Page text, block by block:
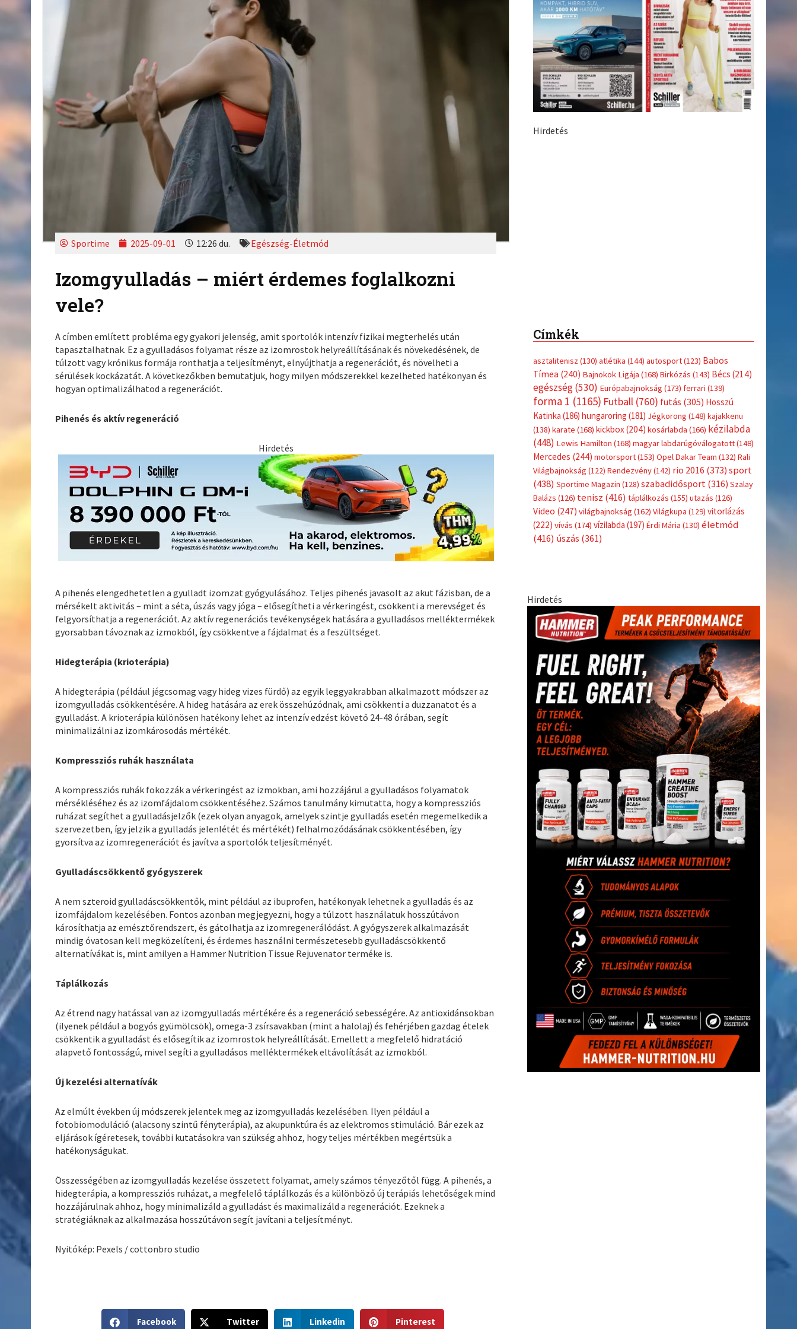
Sportime 2025-09-01 12:26 du. Egészség-Életmód
Izomgyulladás – miért érdemes foglalkozni
vele?
A címben említett probléma egy gyakori jelenség, amit sportolók intenzív fizikai megterhelés után
tapasztalhatnak. Ez a gyulladásos folyamat része az izomrostok helyreállításának és növekedésének, de
túlzott vagy krónikus formája ronthatja a teljesítményt, elnyújthatja a regenerációt, és növelheti a
sérülések kockázatát. A következőkben bemutatjuk, hogy milyen módszerekkel kezelheted hatékonyan és
hogyan optimalizálhatod a regenerációt.
Pihenés és aktív regeneráció
Hirdetés
A pihenés elengedhetetlen a gyulladt izomzat gyógyulásához. Teljes pihenés javasolt az akut fázisban, de a
mérsékelt aktivitás – mint a séta, úszás vagy jóga – elősegítheti a vérkeringést, csökkenti a merevséget és
felgyorsíthatja a regenerációt. Az aktív regenerációs tevékenységek hatására a gyulladásos melléktermékek
gyorsabban távoznak az izmokból, így csökkentve a fájdalmat és a feszültséget.
Hidegterápia (krioterápia)
A hidegterápia (például jégcsomag vagy hideg vizes fürdő) az egyik leggyakrabban alkalmazott módszer az
izomgyulladás csökkentésére. A hideg hatására az erek összehúzódnak, ami csökkenti a duzzanatot és a
gyulladást. A krioterápia különösen hatékony lehet az intenzív edzést követő 24-48 órában, segít
minimalizálni az izomkárosodás mértékét.
Kompressziós ruhák használata
A kompressziós ruhák fokozzák a vérkeringést az izmokban, ami hozzájárul a gyulladásos folyamatok
mérsékléséhez és az izomfájdalom csökkentéséhez. Számos tanulmány kimutatta, hogy a kompressziós
ruházat segíthet a gyulladásjelzők (ezek olyan anyagok, amelyek szintje gyulladás esetén megemelkedik a
szervezetben, így jelzik a gyulladás jelenlétét és mértékét) felhalmozódásának csökkentésében, így
gyorsítva az izomregenerációt és javítva a sportolók teljesítményét.
Gyulladáscsökkentő gyógyszerek
A nem szteroid gyulladáscsökkentők, mint például az ibuprofen, hatékonyak lehetnek a gyulladás és az
izomfájdalom kezelésében. Fontos azonban megjegyezni, hogy a túlzott használatuk hosszútávon
károsíthatja az emésztőrendszert, és gátolhatja az izomregenerálódást. A gyógyszerek alkalmazását
mindig óvatosan kell megközelíteni, és érdemes használni természetesebb gyulladáscsökkentő
alternatívákat is, mint amilyen a Hammer Nutrition Tissue Rejuvenator terméke is.
Táplálkozás
Az étrend nagy hatással van az izomgyulladás mértékére és a regeneráció sebességére. Az antioxidánsokban
(ilyenek például a bogyós gyümölcsök), omega-3 zsírsavakban (mint a halolaj) és fehérjében gazdag ételek
csökkentik a gyulladást és elősegítik az izomrostok helyreállítását. Emellett a megfelelő hidratáció
alapvető fontosságú, mivel segíti a gyulladásos melléktermékek eltávolítását az izmokból.
Új kezelési alternatívák
Az elmúlt években új módszerek jelentek meg az izomgyulladás kezelésében. Ilyen például a
fotobiomoduláció (alacsony szintű fényterápia), az akupunktúra és az elektromos stimuláció. Bár ezek az
eljárások ígéretesek, további kutatásokra van szükség ahhoz, hogy teljes mértékben megértsük a
hatékonyságukat.
Összességében az izomgyulladás kezelése összetett folyamat, amely számos tényezőtől függ. A pihenés, a
hidegterápia, a kompressziós ruházat, a megfelelő táplálkozás és a különböző új terápiás lehetőségek mind
hozzájárulnak ahhoz, hogy minimalizáld a gyulladást és maximalizáld a regenerációt. Ezeknek a
stratégiáknak az alkalmazása hosszútávon segít javítani a teljesítményt.
Nyitókép: Pexels / cottonbro studio
Facebook Twitter Linkedin Pinterest
Hirdetés
Címkék
asztalitenisz(130) atlétika(144)autosport(123)Babos
Tímea(240)Bajnokok Ligája(168)Birkózás(143)Bécs(214)
(173)ferrari(139)
forma 1(1165) Futball(760)futás(305)Hosszú
Katinka(186) hungaroring(181)Jégkorong(148)kajakkenu
(138)karate(168)kickbox(204)kosárlabda(166)kézilabda
(448) Lewis Hamilton(168)magyar labdarúgóválogatott(148)
Mercedes(244) motorsport(153)Opel Dakar Team(132)Rali
Világbajnokság
Rendezvény(142)rio 2016(373)sport
(438)Sportime Magazin(128) szabadidősport(316)Szalay
Balázs(126)tenisz(416) táplálkozás utazás(126)
Video(247) világbajnokság(162) Világkupa(129)vitorlázás
(222)
vívás (174) vízilabda(197)Érdi Mária(130)
életmód
(416)úszás(361)